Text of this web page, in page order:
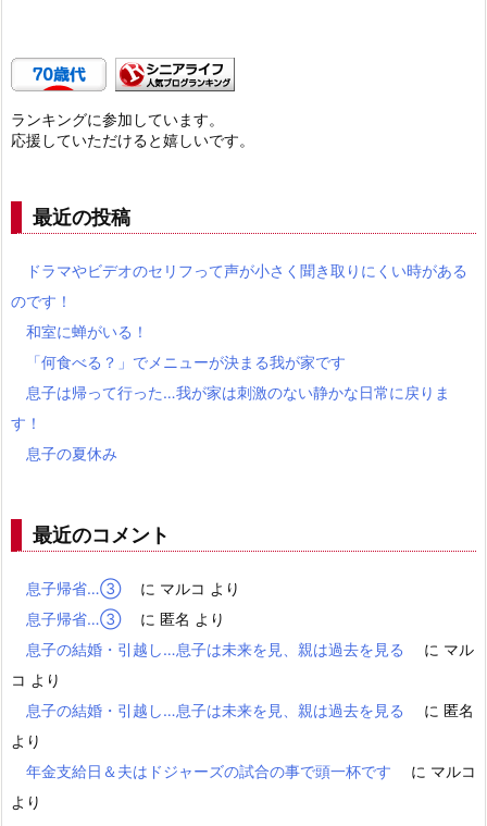
ランキングに参加しています。
応援していただけると嬉しいです。
最近の投稿
ドラマやビデオのセリフって声が小さく聞き取りにくい時がある
のです！
和室に蝉がいる！
「何食べる？」でメニューが決まる我が家です
息子は帰って行った…我が家は刺激のない静かな日常に戻りま
す！
息子の夏休み
最近のコメント
息子帰省…③ に マルコ より
息子帰省…③
に 匿名 より
息子の結婚・引越し…息子は未来を見、親は過去を見る
に マル
コ より
息子の結婚・引越し…息子は未来を見、親は過去を見る
に 匿名
より
年金支給日＆夫はドジャーズの試合の事で頭一杯です
に マルコ
より